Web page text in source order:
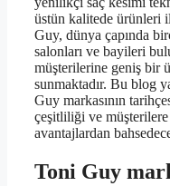
üstün kalitede ürünleri
Guy, dünya çapında
salonları ve bayileri
müşterilerine geniş bir
sunmaktadır. Bu blog
Guy markasının
çeşitliliği ve
avantajlardan
Toni Guy